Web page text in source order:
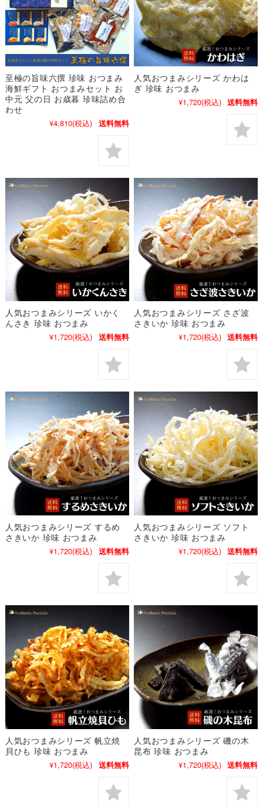
至極の旨味六撰 珍味 おつまみ
海鮮ギフト おつまみセット お
中元 父の日 お歳暮 珍味詰め合
わせ
¥4,810(税込) 送料無料
人気おつまみシリーズ かわは
ぎ 珍味 おつまみ
¥1,720(税込) 送料無料
人気おつまみシリーズ いかく
んさき 珍味 おつまみ
¥1,720(税込) 送料無料
人気おつまみシリーズ さざ波
さきいか 珍味 おつまみ
¥1,720(税込) 送料無料
人気おつまみシリーズ するめ
さきいか 珍味 おつまみ
¥1,720(税込) 送料無料
人気おつまみシリーズ ソフト
さきいか 珍味 おつまみ
¥1,720(税込) 送料無料
人気おつまみシリーズ 帆立焼
貝ひも 珍味 おつまみ
¥1,720(税込) 送料無料
人気おつまみシリーズ 磯の木
昆布 珍味 おつまみ
¥1,720(税込) 送料無料